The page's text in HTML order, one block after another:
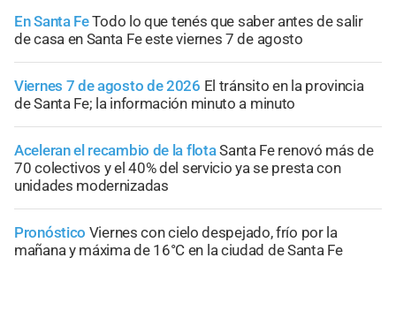
En Santa FeTodo lo que tenés que saber antes de salir
de casa en Santa Fe este viernes 7 de agosto
Viernes 7 de agosto de 2026 El tránsito en la provincia
de Santa Fe; la información minuto a minuto
Aceleran el recambio de la flotaSanta Fe renovó más de
70 colectivos y el 40% del servicio ya se presta con
unidades modernizadas
Pronóstico Viernes con cielo despejado, frío por la
mañana y máxima de 16°C en la ciudad de Santa Fe